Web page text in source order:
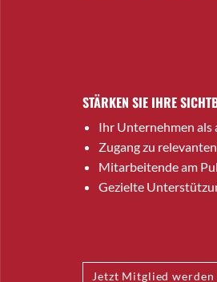
STÄRKEN SIE IHRE
Ihr Unternehmen als
Zugang zu
Mitarbeitende am
Gezielte
Jetzt Mitglied werden